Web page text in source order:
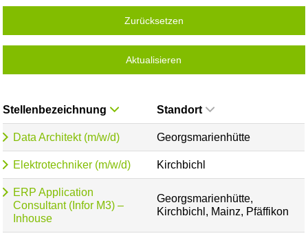
Zurücksetzen
Aktualisieren
Stellenbezeichnung Standort
Data Architekt (m/w/d) Georgsmarienhütte
Elektrotechniker (m/w/d) Kirchbichl
ERP Application
Consultant (Infor M3) –
Inhouse
Georgsmarienhütte,
Kirchbichl, Mainz, Pfäffikon